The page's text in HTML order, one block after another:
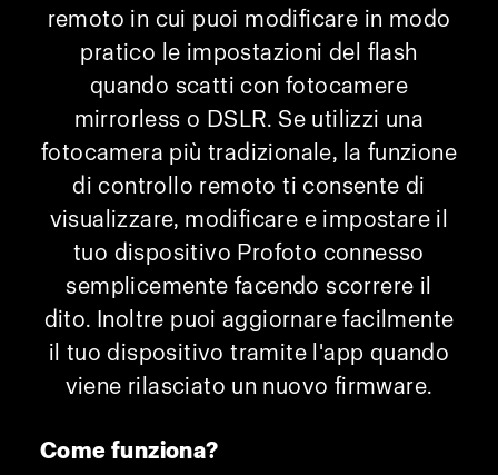
remoto in cui puoi modificare in modo
pratico le impostazioni del flash
quando scatti con fotocamere
mirrorless o DSLR. Se utilizzi una
fotocamera più tradizionale, la funzione
di controllo remoto ti consente di
visualizzare, modificare e impostare il
tuo dispositivo Profoto connesso
semplicemente facendo scorrere il
dito. Inoltre puoi aggiornare facilmente
il tuo dispositivo tramite l'app quando
viene rilasciato un nuovo firmware.
Come funziona?